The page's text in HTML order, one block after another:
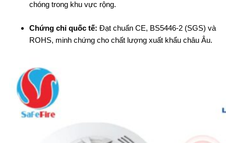
chóng trong khu vực rộng.
Chứng chỉ quốc tế: Đạt chuẩn CE, BS5446-2 (SGS) và
ROHS, minh chứng cho chất lượng xuất khẩu châu Âu.